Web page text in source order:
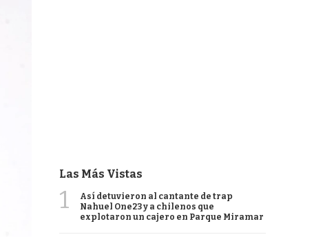
Las Más Vistas
1
Así detuvieron al cantante de trap
Nahuel One23 y a chilenos que
explotaron un cajero en Parque Miramar